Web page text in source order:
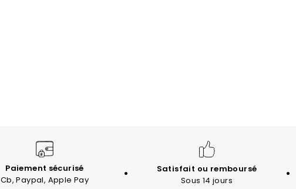
Paiement sécurisé
Cb, Paypal, Apple Pay
Satisfait ou remboursé
Sous 14 jours